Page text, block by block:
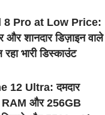
8 Pro at Low Price:
और शानदार डिज़ाइन वाले
रहा भारी डिस्काउंट
12 Ultra: दमदार
RAM और 256GB